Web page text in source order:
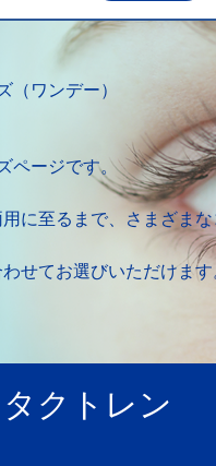
（ワンデー）
ページです。
に至るまで、さまざま
せてお選びいただけま
クトレン